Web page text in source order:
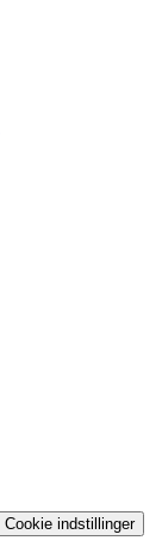
Cookie indstillinger